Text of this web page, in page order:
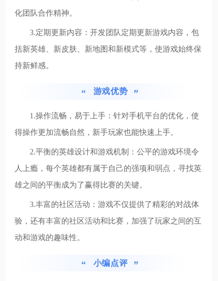
化团队合作精神。
3.定期更新内容：开发团队定期更新游戏内容，包
括新英雄、新皮肤、新地图和新模式等，使游戏始终保
持新鲜感。
游戏优势
1.操作流畅，易于上手：针对手机平台的优化，使
得操作更加流畅自然，新手玩家也能快速上手。
2.平衡的英雄设计和游戏机制：公平的游戏环境令
人上瘾，每个英雄都有属于自己的强项和弱点，寻找英
雄之间的平衡成为了赢得比赛的关键。
3.丰富的社区活动：游戏不仅提供了精彩的对战体
验，还有丰富的社区活动和比赛，加强了玩家之间的互
动和游戏的趣味性。
小编点评